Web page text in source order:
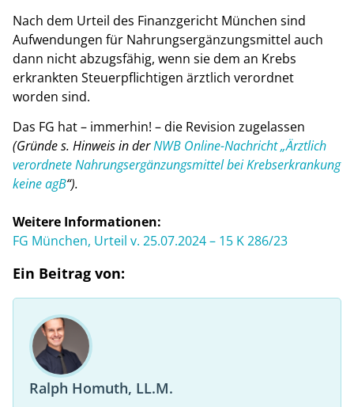
Nach dem Urteil des Finanzgericht München sind
Aufwendungen für Nahrungsergänzungsmittel auch
dann nicht abzugsfähig, wenn sie dem an Krebs
erkrankten Steuerpflichtigen ärztlich verordnet
worden sind.
Das FG hat – immerhin! ­– die Revision zugelassen
(Gründe s. Hinweis in derNWB Online-Nachricht „Ärztlich
verordnete Nahrungsergänzungsmittel bei Krebserkrankung
keine agB“).
Weitere Informationen:
FG München, Urteil v. 25.07.2024 – 15 K 286/23
Ein Beitrag von:
Ralph Homuth, LL.M.